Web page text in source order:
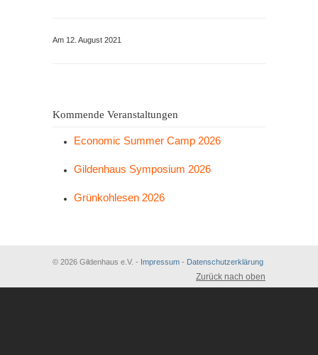
Am 12. August 2021
Kommende Veranstaltungen
Economic Summer Camp 2026
Gildenhaus Symposium 2026
Grünkohlesen 2026
© 2026 Gildenhaus e.V. - Impressum - Datenschutzerklärung
Zurück nach oben